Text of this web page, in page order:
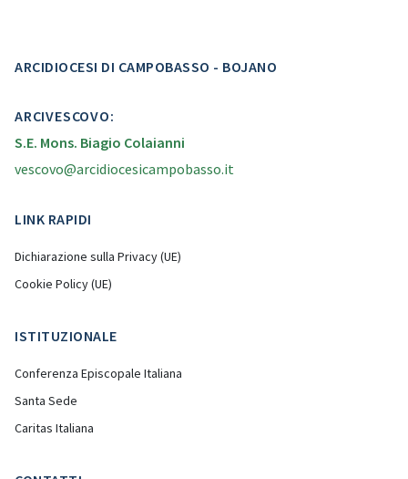
ARCIDIOCESI DI CAMPOBASSO - BOJANO
ARCIVESCOVO:
S.E. Mons. Biagio Colaianni
vescovo@arcidiocesicampobasso.it
LINK RAPIDI
Dichiarazione sulla Privacy (UE)
Cookie Policy (UE)
ISTITUZIONALE
Conferenza Episcopale Italiana
Santa Sede
Caritas Italiana